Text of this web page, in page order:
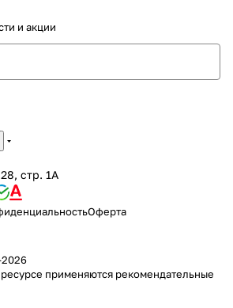
еще
ля и
и акции
стр. 1А
Оферта
2026
применяются рекомендательные